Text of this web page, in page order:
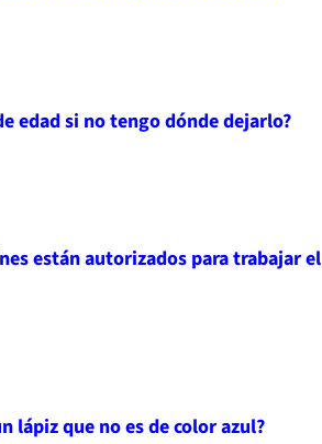
edad si no tengo dónde dejarlo?
están autorizados para trabajar el
lápiz que no es de color azul?